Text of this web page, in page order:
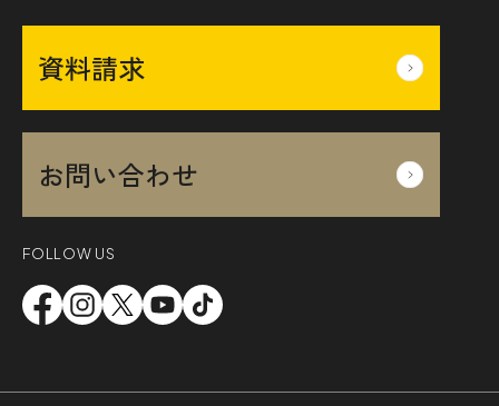
資料請求
お問い合わせ
FOLLOW US